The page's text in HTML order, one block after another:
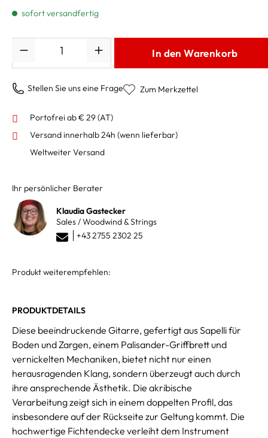
sofort versandfertig
In den Warenkorb
Stellen Sie uns eine Frage Zum Merkzettel
Portofrei ab € 29 (AT)
Versand innerhalb 24h (wenn lieferbar)
Weltweiter Versand
Ihr persönlicher Berater
Klaudia Gastecker
Sales / Woodwind & Strings
+43 2755 2302 25
Produkt weiterempfehlen:
PRODUKTDETAILS
Diese beeindruckende Gitarre, gefertigt aus Sapelli für
Boden und Zargen, einem Palisander-Griffbrett und
vernickelten Mechaniken, bietet nicht nur einen
herausragenden Klang, sondern überzeugt auch durch
ihre ansprechende Ästhetik. Die akribische
Verarbeitung zeigt sich in einem doppelten Profil, das
insbesondere auf der Rückseite zur Geltung kommt. Die
hochwertige Fichtendecke verleiht dem Instrument